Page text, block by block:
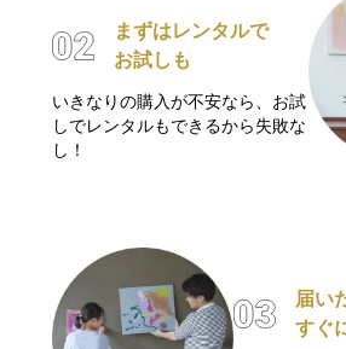
まずはレンタルで
お試しも
いきなりの購入が不安なら、お試
しでレンタルもできるから失敗な
し！
届い
すぐ